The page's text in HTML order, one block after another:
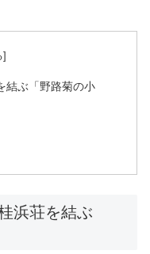
結ぶ「野路菊の小
浜荘を結ぶ